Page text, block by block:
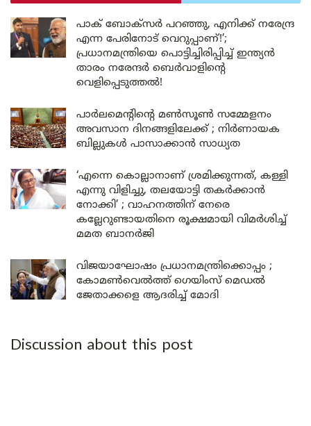
പാക് ബോക്സർ പറഞ്ഞു, എനിക്ക് നരേന്ദ്ര
എന്ന പേരിനോട് വെറുപ്പാണ്!’;
പ്രധാനമന്ത്രിയെ പൊട്ടിച്ചിരിപ്പിച്ച് ഇന്ത്യൻ
താരം നരേന്ദർ ബെർവാളിന്റെ
വെളിപ്പെടുത്തൽ!
പാർലമെന്റിന്റെ മൺസൂൺ സമ്മേളനം
അവസാന ദിനങ്ങളിലേക്ക് ; നിർണായക
ബില്ലുകൾ പാസാക്കാൻ സാധ്യത
‘എന്നെ കൊല്ലാനാണ് ശ്രമിക്കുന്നത്, കള്ളി
എന്നു വിളിച്ചു, തലയോട്ടി തകർക്കാൻ
നോക്കി’ ; വാഹനത്തിന് നേരെ
കല്ലേറുണ്ടായതിനെ രൂക്ഷമായി വിമർശിച്ച്
മമത ബാനർജി
വിജയാഘോഷം പ്രധാനമന്ത്രിക്കൊപ്പം ;
കോമൺവെൽത്ത് ഗെയിംസ് മെഡൽ
ജേതാക്കളെ ആദരിച്ച് മോദി
Discussion about this post